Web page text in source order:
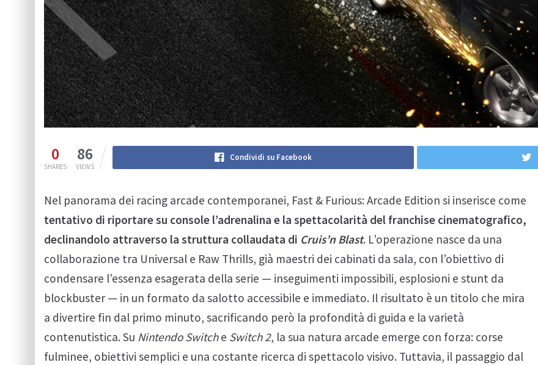
0
SHARES
86
VIEWS
Condividi su Facebook
Nel panorama dei racing arcade contemporanei, Fast & Furious: Arcade Edition si inserisce come
tentativo di riportare su console l’adrenalina e la spettacolarità del franchise cinematografico,
declinandolo attraverso la struttura collaudata di Cruis’n Blast. L’operazione nasce da una
collaborazione tra Universal e Raw Thrills, già maestri dei cabinati da sala, con l’obiettivo di
condensare l’essenza esagerata della serie — inseguimenti impossibili, esplosioni e stunt da
blockbuster — in un formato da salotto accessibile e immediato. Il risultato è un titolo che mira
a divertire fin dal primo minuto, sacrificando però la profondità di guida e la varietà
contenutistica. Su Nintendo Switche Switch 2, la sua natura arcade emerge con forza: corse
fulminee, obiettivi semplici e una costante ricerca di spettacolo visivo. Tuttavia, il passaggio dal